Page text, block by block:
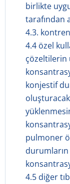
birlikte
tarafından
4.3.
4.4 özel
çözeltilerin
konjestif
pulmoner
4.5 diğer